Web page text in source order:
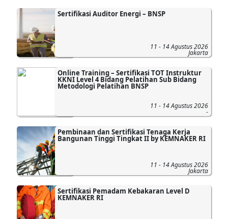
Sertifikasi Auditor Energi – BNSP
11 - 14 Agustus 2026
Jakarta
Online Training – Sertifikasi TOT Instruktur
KKNI Level 4 Bidang Pelatihan Sub Bidang
Metodologi Pelatihan BNSP
11 - 14 Agustus 2026
-
Pembinaan dan Sertifikasi Tenaga Kerja
Bangunan Tinggi Tingkat II by KEMNAKER RI
11 - 14 Agustus 2026
Jakarta
Sertifikasi Pemadam Kebakaran Level D
KEMNAKER RI